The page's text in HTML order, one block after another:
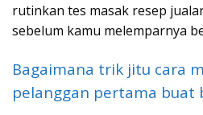
rutinkan tes masak resep
sebelum kamu melemparnya
Bagaimana trik jitu cara
pelanggan pertama buat